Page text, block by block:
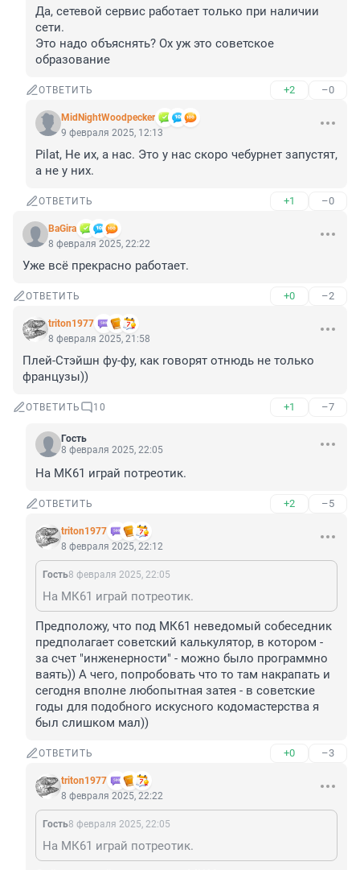
Да, сетевой сервис работает только при наличии
сети.
Это надо объяснять? Ох уж это советское
образование
ОТВЕТИТЬ +2 –0
MidNightWoodpecker
9 февраля 2025, 12:13
Pilat, Не их, а нас. Это у нас скоро чебурнет запустят,
а не у них.
ОТВЕТИТЬ +1 –0
BaGira
8 февраля 2025, 22:22
Уже всё прекрасно работает.
ОТВЕТИТЬ +0 –2
triton1977
8 февраля 2025, 21:58
Плей-Стэйшн фу-фу, как говорят отнюдь не только
французы))
ОТВЕТИТЬ 10 +1 –7
Гость
8 февраля 2025, 22:05
На МК61 играй потреотик.
ОТВЕТИТЬ +2 –5
triton1977
8 февраля 2025, 22:12
Гость8 февраля 2025, 22:05
На МК61 играй потреотик.
Предположу, что под МК61 неведомый собеседник
предполагает советский калькулятор, в котором -
за счет "инженерности" - можно было программно
ваять)) А чего, попробовать что то там накрапать и
сегодня вполне любопытная затея - в советские
годы для подобного искусного кодомастерства я
был слишком мал))
ОТВЕТИТЬ +0 –3
triton1977
8 февраля 2025, 22:22
Гость8 февраля 2025, 22:05
На МК61 играй потреотик.